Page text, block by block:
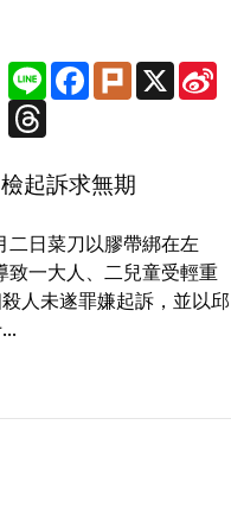
LineFacebook
PlurkX
Threads
起訴求無期
二日菜刀以膠帶綁在左
致一大人、二兒童受輕重
人未遂罪嫌起訴，並以邱